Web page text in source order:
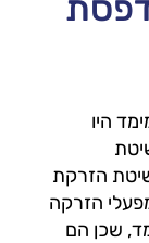
היו
הזרקת
הזרקה
שכן הם